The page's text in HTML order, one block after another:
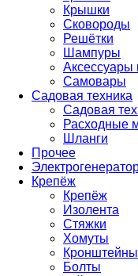
Крышки
Сковороды
Решётки
Шампуры
Аксессуары
Самовары
Садовая техника
Садовая
Расходные
Шланги
Прочее
Крепёж
Крепёж
Изолента
Стяжки
Хомуты
Кронштейны
Болты